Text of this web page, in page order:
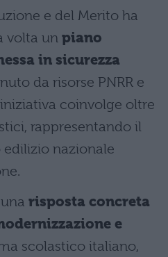
e del Merito ha
volta un piano
in sicurezza
da risorse PNRR e
coinvolge oltre
rappresentando il
nazionale
risposta concreta
e
scolastico italiano,